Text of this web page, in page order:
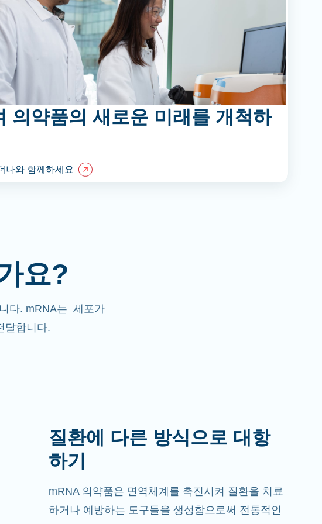
의약품의 새로운 미래를 개척하
나와 함께하세요
요?
다. mRNA는 세포가
달합니다.
질환에 다른 방식으로 대항
하기
mRNA 의약품은 면역체계를 촉진시켜 질환을 치료
하거나 예방하는 도구들을 생성함으로써 전통적인